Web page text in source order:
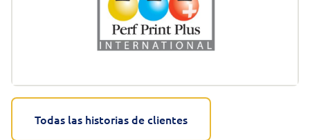
Todas las historias de clientes